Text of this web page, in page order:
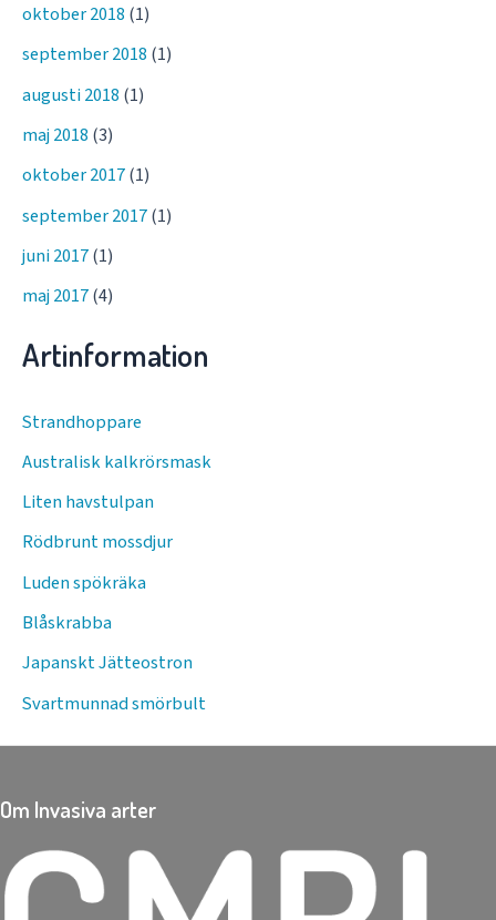
oktober 2018 (1)
september 2018 (1)
augusti 2018 (1)
maj 2018 (3)
oktober 2017(1)
september 2017(1)
juni 2017(1)
maj 2017(4)
Artinformation
Strandhoppare
Australisk kalkrörsmask
Liten havstulpan
Rödbrunt mossdjur
Luden spökräka
Blåskrabba
Japanskt Jätteostron
Svartmunnad smörbult
Om Invasiva arter